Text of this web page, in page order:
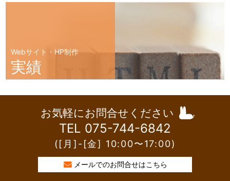
Webサイト・HP制作
実績
お気軽にお問合せください
TEL 075-744-6842
([月]-[金] 10:00〜17:00)
メールでのお問合せはこちら